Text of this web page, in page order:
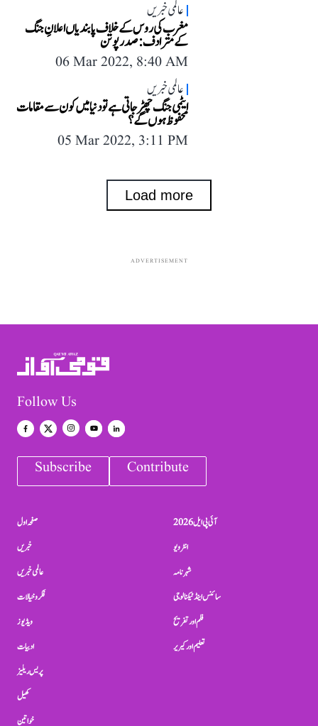
عالمی خبریں
مغرب کی روس کے خلاف پابندیاں اعلانِ جنگ
کے مترادف: صدر پوتن
06 Mar 2022, 8:40 AM
عالمی خبریں
ایٹمی جنگ چھڑ جاتی ہے تو دنیا میں کون سے مقامات
محفوظ ہوں گے؟
05 Mar 2022, 3:11 PM
Load more
ADVERTISEMENT
Follow Us
Subscribe Contribute
صفحہ اول
خبریں
عالمی خبریں
فکر و خیالات
ویڈیوز
ادبیات
پریس ریلیز
کھیل
خواتین
آئی پی ایل 2026
انٹرویو
شہرنامہ
سائنس اینڈ ٹیکنالوجی
فلم اور تفریح
تعلیم اور کیریر